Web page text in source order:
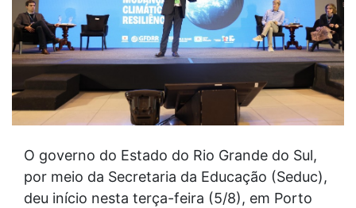
O governo do Estado do Rio Grande do Sul,
por meio da Secretaria da Educação (Seduc),
deu início nesta terça-feira (5/8), em Porto